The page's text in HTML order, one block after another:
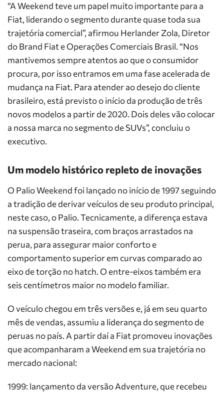
“A Weekend teve um papel muito importante para a
Fiat, liderando o segmento durante quase toda sua
trajetória comercial”, afirmou Herlander Zola, Diretor
do Brand Fiat e Operações Comerciais Brasil. “Nos
mantivemos sempre atentos ao que o consumidor
procura, por isso entramos em uma fase acelerada de
mudança na Fiat. Para atender ao desejo do cliente
brasileiro, está previsto o início da produção de três
novos modelos a partir de 2020. Dois deles vão colocar
a nossa marca no segmento de SUVs”, concluiu o
executivo.
Um modelo histórico repleto de inovações
O Palio Weekend foi lançado no início de 1997 seguindo
a tradição de derivar veículos de seu produto principal,
neste caso, o Palio. Tecnicamente, a diferença estava
na suspensão traseira, com braços arrastados na
perua, para assegurar maior conforto e
comportamento superior em curvas comparado ao
eixo de torção no hatch. O entre-eixos também era
seis centímetros maior no modelo familiar.
O veículo chegou em três versões e, já em seu quarto
mês de vendas, assumiu a liderança do segmento de
peruas no país. A partir daí a Fiat promoveu inovações
que acompanharam a Weekend em sua trajetória no
mercado nacional:
1999: lançamento da versão Adventure, que recebeu